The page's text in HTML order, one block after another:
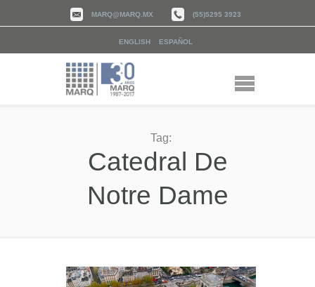
MARQ@MARQ.MX (55)5295 3923
ENGLISH ESPAÑOL
Tag:
Catedral De
Notre Dame